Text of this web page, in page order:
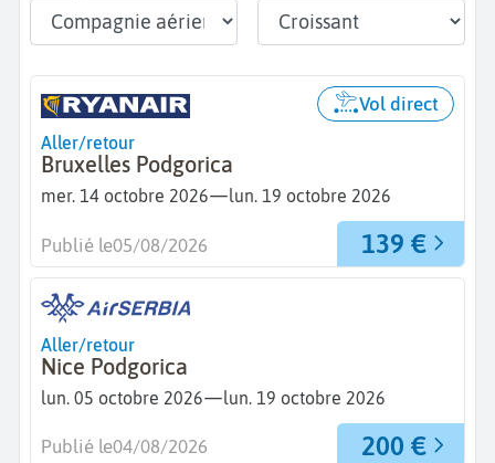
Aller/retour
Bruxelles Podgorica
mer. 14 octobre 2026—lun. 19 octobre 2026
Vol direct
139 €
Publié le05/08/2026
Aller/retour
Nice Podgorica
lun. 05 octobre 2026—lun. 19 octobre 2026
200 €
Publié le04/08/2026